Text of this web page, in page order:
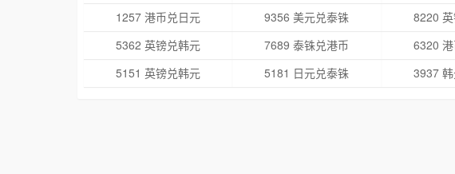
1257 港币兑日元
9356 美元兑泰铢 8220
5362 英镑兑韩元
7689 泰铢兑港币 6320
5151 英镑兑韩元
5181 日元兑泰铢 3937